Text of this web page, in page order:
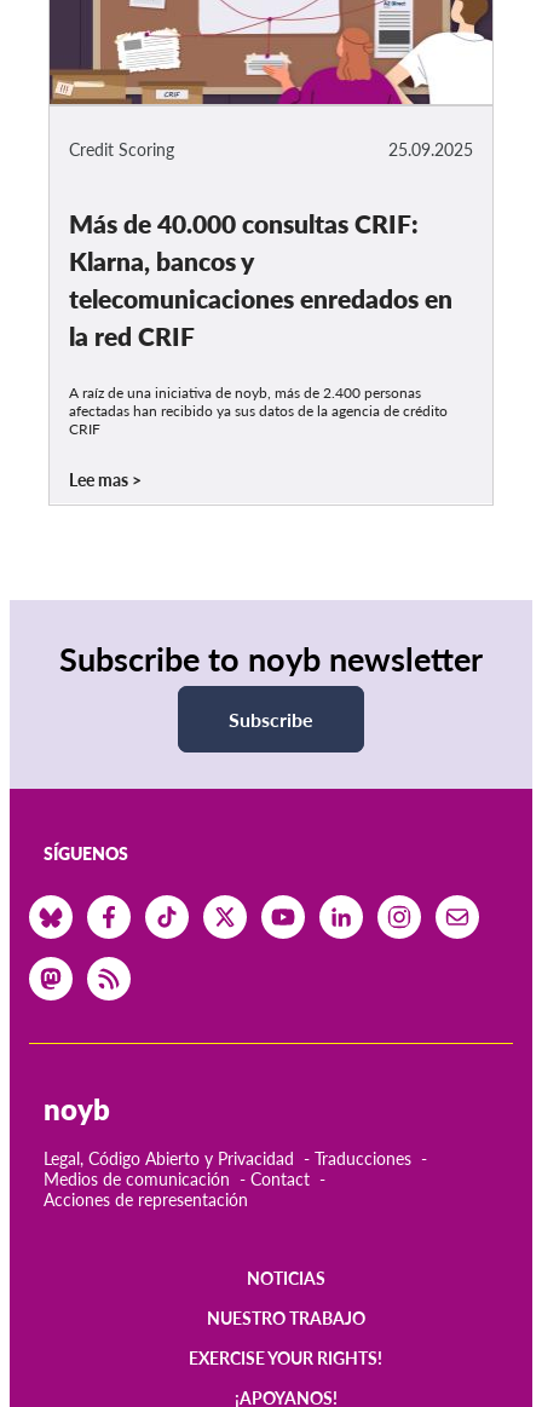
25.09.2025
Credit Scoring
Más de 40.000 consultas CRIF:
Klarna, bancos y
telecomunicaciones enredados en
la red CRIF
A raíz de una iniciativa de noyb, más de 2.400 personas
afectadas han recibido ya sus datos de la agencia de crédito
CRIF
Lee mas
Subscribe to noyb newsletter
Subscribe
SÍGUENOS
noyb
Legal, Código Abierto y Privacidad
Traducciones
Medios de comunicación
Contact
Acciones de representación
NOTICIAS
NUESTRO TRABAJO
EXERCISE YOUR RIGHTS!
¡APOYANOS!